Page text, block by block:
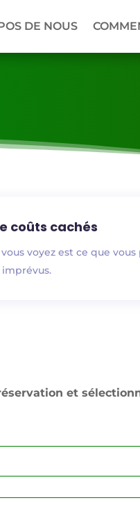
DE NOUS
coûts cachés
voyez est ce que
imprévus.
et